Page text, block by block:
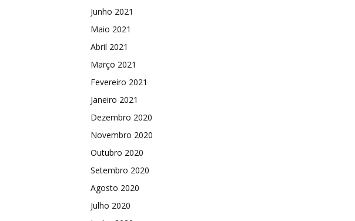
Junho 2021
Maio 2021
Abril 2021
Março 2021
Fevereiro 2021
Janeiro 2021
Dezembro 2020
Novembro 2020
Outubro 2020
Setembro 2020
Agosto 2020
Julho 2020